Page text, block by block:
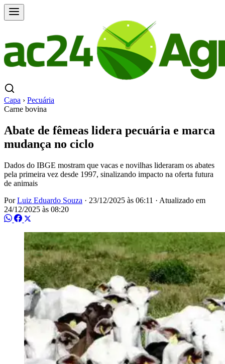
Capa › Pecuária
Carne bovina
Abate de fêmeas lidera pecuária e marca
mudança no ciclo
Dados do IBGE mostram que vacas e novilhas lideraram os abates
pela primeira vez desde 1997, sinalizando impacto na oferta futura
de animais
PorLuiz Eduardo Souza · 23/12/2025 às 06:11 · Atualizado em
24/12/2025 às 08:20